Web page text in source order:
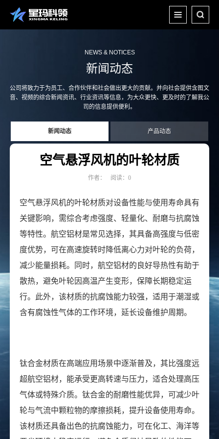
NEWS & NOTICES
新闻动态
公司将致力于为员工、合作伙伴和社会做出更大的贡献。并向社会提供含图文
音、视频的综合新闻资讯、 行业资讯等信息，为大众更快、更及时的了解我公
司的信息提供便利。
新闻动态 产品动态
空气悬浮风机的叶轮材质
作者： 阅读：0
空气悬浮风机的叶轮材质对设备性能与使用寿命具有
关键影响，需综合考虑强度、轻量化、耐磨与抗腐蚀
等特性。航空铝材是常见选择，其具备高强度与低密
度优势，可在高速旋转时降低离心力对叶轮的负荷，
减少能量损耗。同时，航空铝材的良好导热性有助于
散热，避免叶轮因高温产生变形，保障长期稳定运
行。此外，该材质的抗腐蚀能力较强，适用于潮湿或
含有腐蚀性气体的工作环境，延长设备维护周期。
钛合金材质在高端应用场景中逐渐普及，其比强度远
超航空铝材，能承受更高转速与压力，适合处理高压
气体或特殊介质。钛合金的耐磨性能优异，可减少叶
轮与气流中颗粒物的摩擦损耗，提升设备使用寿命。
该材质还具备出色的抗腐蚀能力，可在化工、海洋等